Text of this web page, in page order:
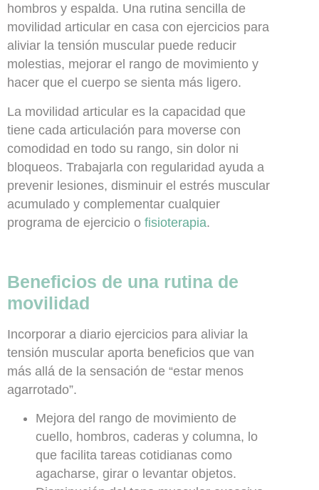
hombros y espalda. Una rutina sencilla de
movilidad articular en casa con ejercicios para
aliviar la tensión muscular puede reducir
molestias, mejorar el rango de movimiento y
hacer que el cuerpo se sienta más ligero.
La movilidad articular es la capacidad que
tiene cada articulación para moverse con
comodidad en todo su rango, sin dolor ni
bloqueos. Trabajarla con regularidad ayuda a
prevenir lesiones, disminuir el estrés muscular
acumulado y complementar cualquier
programa de ejercicio o fisioterapia.
Beneficios de una rutina de
movilidad
Incorporar a diario ejercicios para aliviar la
tensión muscular aporta beneficios que van
más allá de la sensación de “estar menos
agarrotado”.
Mejora del rango de movimiento de
cuello, hombros, caderas y columna, lo
que facilita tareas cotidianas como
agacharse, girar o levantar objetos.